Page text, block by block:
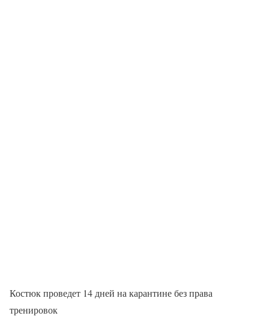
Костюк проведет 14 дней на карантине без права
тренировок